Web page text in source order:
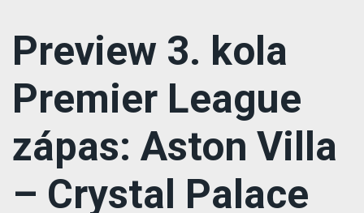
Preview 3. kola
Premier League
zápas: Aston Villa
– Crystal Palace